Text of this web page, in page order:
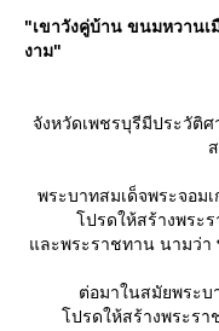
"เขาวังคู่บ้าน ขนมหวานเ
งาม"
จังหวัดเพชรบุรีมีประวัติ
พระบาทสมเด็จพระจอม
ปรดให้สร้างพระร
ละพระราชทาน นามว่า
ต่อมาในสมัยพระบ
ปรดให้สร้างพระรา